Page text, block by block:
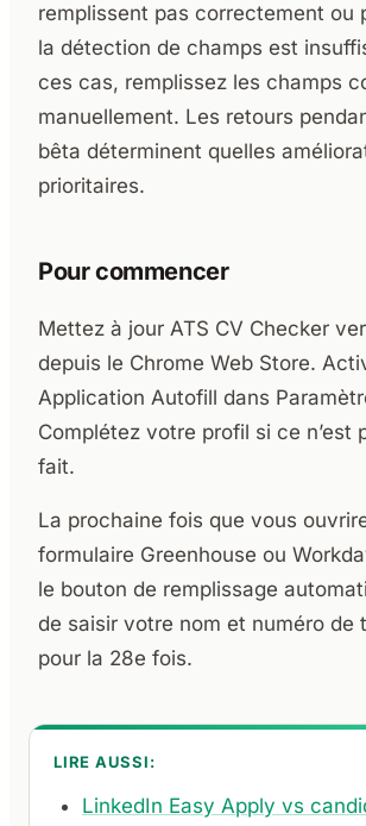
remplissent pas correctement ou
la détection de champs est
ces cas, remplissez les champs
manuellement. Les retours
bêta déterminent quelles
prioritaires.
Pour commencer
Mettez à jour ATS CV Checker
depuis le Chrome Web Store.
Application Autofill dans
Complétez votre profil si ce n’est
fait.
La prochaine fois que vous
formulaire Greenhouse ou
le bouton de remplissage
de saisir votre nom et numéro de
pour la 28e fois.
LIRE AUSSI:
LinkedIn Easy Apply vs